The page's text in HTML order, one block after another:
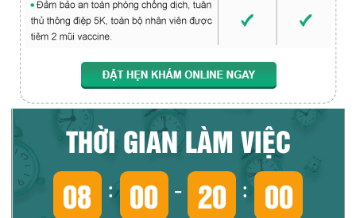
THỜI GIAN LÀM VIỆC
08 : 00 - 20 : 00